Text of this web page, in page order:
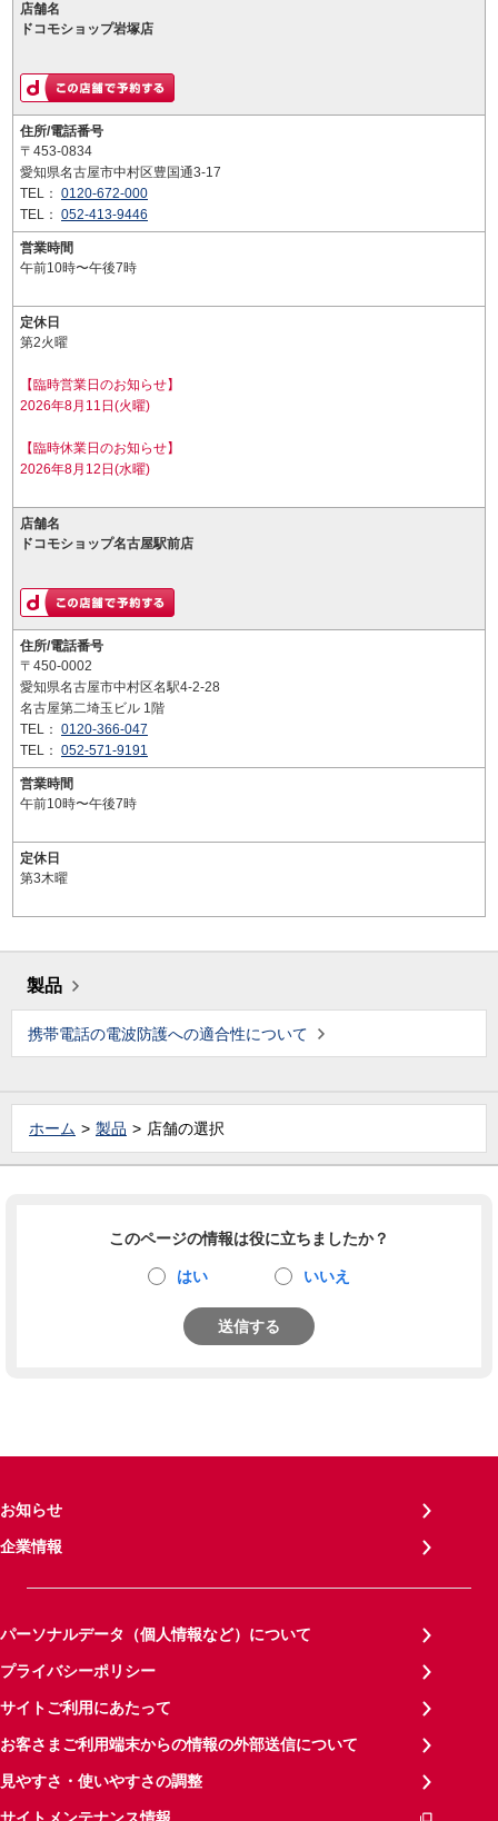
店舗名
ドコモショップ岩塚店
住所/電話番号
〒453-0834
愛知県名古屋市中村区豊国通3-17
TEL： 0120-672-000
TEL： 052-413-9446
営業時間
午前10時〜午後7時
定休日
第2火曜
【臨時営業日のお知らせ】
2026年8月11日(火曜)
【臨時休業日のお知らせ】
2026年8月12日(水曜)
店舗名
ドコモショップ名古屋駅前店
住所/電話番号
〒450-0002
愛知県名古屋市中村区名駅4-2-28
名古屋第二埼玉ビル 1階
TEL： 0120-366-047
TEL： 052-571-9191
営業時間
午前10時〜午後7時
定休日
第3木曜
製品
携帯電話の電波防護への適合性について
ホーム 製品 店舗の選択
このページの情報は役に立ちましたか？
はい いいえ
送信する
お知らせ
企業情報
パーソナルデータ（個人情報など）について
プライバシーポリシー
サイトご利用にあたって
お客さまご利用端末からの情報の外部送信について
見やすさ・使いやすさの調整